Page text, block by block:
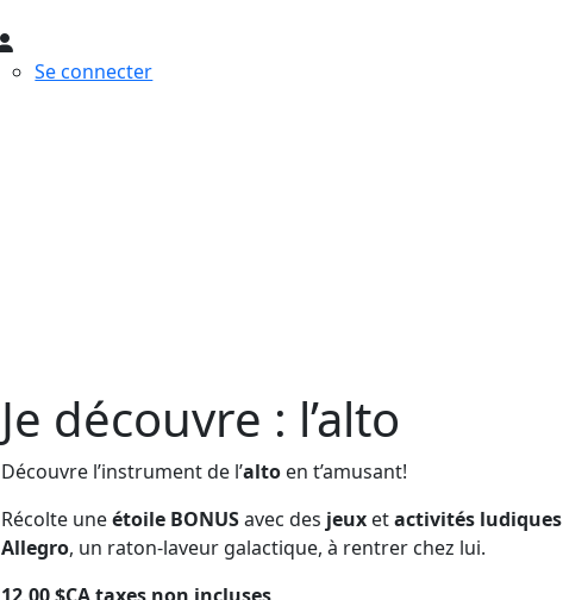
Utilisateur
Se connecter
Je découvre : l’alto
Découvre l’instrument de l’alto en t’amusant!
Récolte uneétoile BONUSavec des jeux etactivités ludiques
Allegro, un raton-laveur galactique, à rentrer chez lui.